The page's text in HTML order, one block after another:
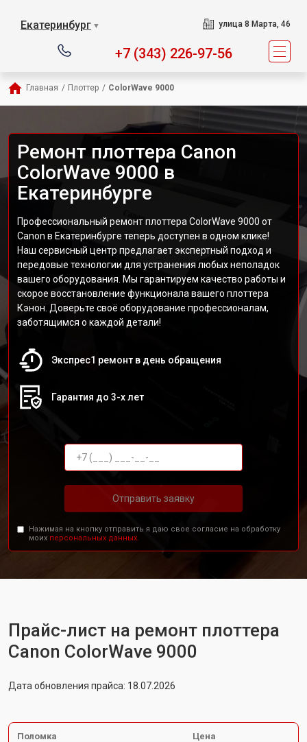
Екатеринбург ▼ улица 8 Марта, 46
+7 (343) 226-97-56
Главная / Плоттер / ColorWave 9000
Ремонт плоттера Canon
ColorWave 9000 в
Екатеринбурге
Профессиональный ремонт плоттера ColorWave 9000 от
Canon в Екатеринбурге теперь доступен в одном клике!
Наш сервисный центр предлагает экспертный подход и
передовые технологии для устранения любых неполадок
вашего оборудования. Мы гарантируем качество работы и
скорое восстановление функционала вашего плоттера
Кэнон. Доверьте своё оборудование профессионалам,
заботящимся о каждой детали!
Экспрес1 ремонт в день обращения
Гарантия до 3-х лет
Отправить заявку
Нажимая на кнопку отправить я даю свое согласие на обработку
моих персональных данных.
Прайс-лист на ремонт плоттера
Canon ColorWave 9000
Дата обновления прайса: 18.07.2026
Поломка Цена